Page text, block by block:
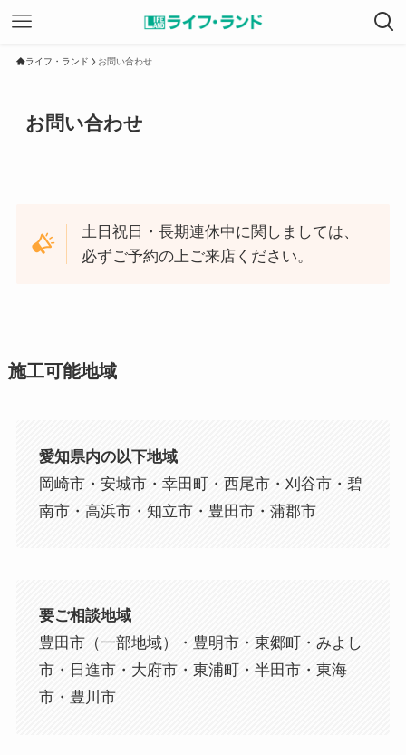
ライフ・ランド お問い合わせ
お問い合わせ
土日祝日・長期連休中に関しましては、
必ずご予約の上ご来店ください。
施工可能地域
愛知県内の以下地域
岡崎市・安城市・幸田町・西尾市・刈谷市・碧
南市・高浜市・知立市・豊田市・蒲郡市
要ご相談地域
豊田市（一部地域）・豊明市・東郷町・みよし
市・日進市・大府市・東浦町・半田市・東海
市・豊川市